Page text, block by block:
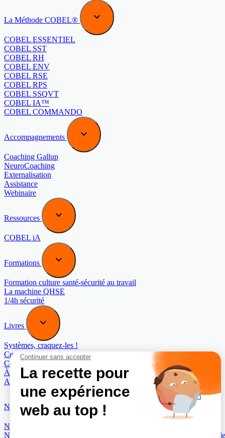
La Méthode COBEL®
COBEL ESSENTIEL
COBEL SST
COBEL RH
COBEL ENV
COBEL RSE
COBEL RPS
COBEL SSQVT
COBEL IA™
COBEL COMMANDO
Accompagnements
Coaching Gallup
NeuroCoaching
Externalisation
Assistance
Webinaire
Ressources
COBEL iA
Formations
Formation culture santé-sécurité au travail
La machine QHSE
1/4h sécurité
Livres
Systèmes, craquez-les !
Cerveaux, craquez-les !
Contre Mesure (au manuel de sabotage de la CIA)
À l’origine de vos talents
Au-delà des apparences
Normes
Norme COBEL 40442 : Management du bon sens
Norme COBEL 40443 : Management de la Maturité organisationnelle